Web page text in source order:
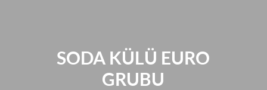
SODA KÜLÜ EURO
GRUBU